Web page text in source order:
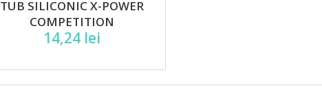
TUB SILICONIC X-POWER
COMPETITION
14,24 lei